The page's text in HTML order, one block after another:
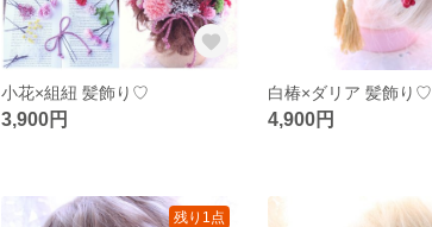
小花×組紐 髪飾り♡
3,900円
白椿×ダリア 髪飾り♡
4,900円
残り1点